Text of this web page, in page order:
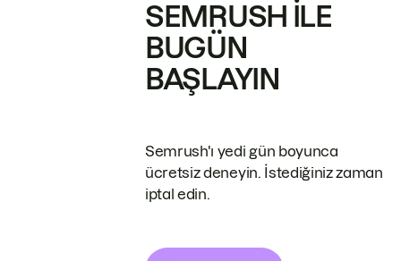
SEMRUSH ILE
BUGÜN
BAŞLAYIN
Semrush'ı yedi gün boyunca
ücretsiz deneyin. İstediğiniz zaman
iptal edin.